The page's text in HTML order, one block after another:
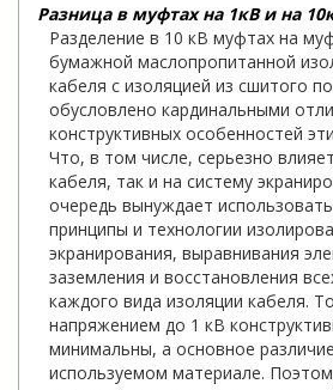
Разница в муфтах на 1кВ и на
Разделение в 10 кВ муфтах на
бумажной маслопропитанной
кабеля с изоляцией из сшитого
обусловлено кардинальными
конструктивных особенностей
Что, в том числе, серьезно
кабеля, так и на систему
очередь вынуждает
принципы и технологии
экранирования, выравнивания
заземления и восстановления
каждого вида изоляции кабеля.
напряжением до 1 кВ
минимальны, а основное
используемом материале.